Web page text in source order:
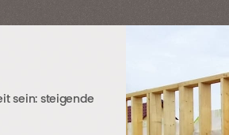
sein: steigende